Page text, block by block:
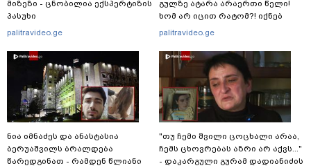
მიზეზი - ცნობილია ექსპერტიზის
პასუხი
palitravideo.ge
ნია იმნაძეს და ანასტასია
ბერუაშვილს ბრალდება
წარედგინათ - რამდენ წლიანი
გულზე ატარა არაერთი წელი!
ხომ არ იცით რატომ?! იქნებ
იმიტომ რომ თავად
კვარაცხელიას დედა
განცხადებას ავრცელებს
palitravideo.ge
"თუ ჩემი შვილი ცოცხალი არაა,
ჩემს ცხოვრებას აზრი არ აქვს..."
- დაკარგული გურამ დადიანიძის